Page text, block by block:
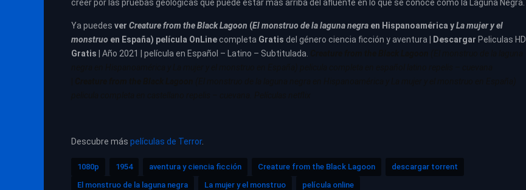
creer por las pruebas geológicas que puede estar más arriba del afluente en lo que se conoce como la Laguna Negra.
Ya puedes ver Creature from the Black Lagoon (El monstruo de la laguna negra en Hispanoamérica yLa mujer y el
monstruo en España) película OnLinecompleta Gratis del género ciencia ficción y aventura | Descargar Peliculas HD
Gratis | Año 2021 | película en Español – Latino – Subtitulada.
Descubre más películas de Terror.
1080p 1954 aventura y ciencia ficción Creature from the Black Lagoon
descargar torrent
El monstruo de la laguna negra
La mujer y el monstruo película online